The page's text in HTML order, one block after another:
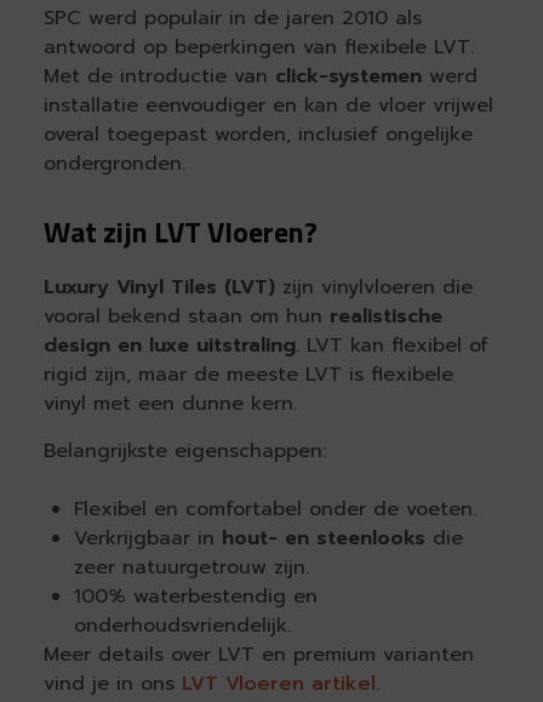
SPC werd populair in de jaren 2010 als
antwoord op beperkingen van flexibele LVT.
Met de introductie van click-systemenwerd
installatie eenvoudiger en kan de vloer vrijwel
overal toegepast worden, inclusief ongelijke
ondergronden.
Wat zijn LVT Vloeren?
Luxury Vinyl Tiles (LVT)zijn vinylvloeren die
vooral bekend staan om hun realistische
design en luxe uitstraling. LVT kan flexibel of
rigid zijn, maar de meeste LVT is flexibele
vinyl met een dunne kern.
Belangrijkste eigenschappen:
Flexibel en comfortabel onder de voeten.
Verkrijgbaar in hout- en steenlooks die
zeer natuurgetrouw zijn.
100% waterbestendig en
onderhoudsvriendelijk.
Meer details over LVT en premium varianten
vind je in ons LVT Vloeren artikel.